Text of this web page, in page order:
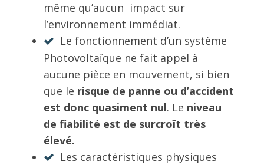
même qu’aucun impact sur
l’environnement immédiat.
Le fonctionnement d’un système
Photovoltaïque ne fait appel à
aucune pièce en mouvement, si bien
que le risque de panne ou d’accident
est donc quasiment nul. Le niveau
de fiabilité est de surcroît très
élevé.
Les caractéristiques physiques